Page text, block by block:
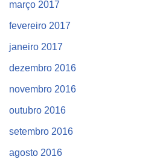
março 2017
fevereiro 2017
janeiro 2017
dezembro 2016
novembro 2016
outubro 2016
setembro 2016
agosto 2016